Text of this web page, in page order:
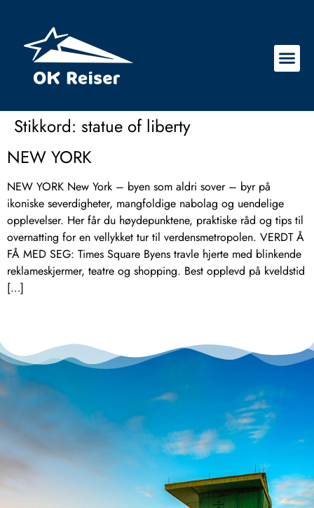
Stikkord: statue of liberty
NEW YORK
NEW YORK New York – byen som aldri sover – byr på
ikoniske severdigheter, mangfoldige nabolag og uendelige
opplevelser. Her får du høydepunktene, praktiske råd og tips til
overnatting for en vellykket tur til verdensmetropolen. VERDT Å
FÅ MED SEG: Times Square Byens travle hjerte med blinkende
reklameskjermer, teatre og shopping. Best opplevd på kveldstid
[…]